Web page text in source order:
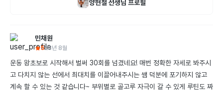
양현철 선생님 프로필
민채원
523년 8월
운동 왕초보로 시작해서 벌써 30회를 넘겼네요! 매번 정확한 자세로 봐주시
고 다치지 않는 선에서 최대치를 이끌어내주시는 쌤 덕분에 포기하지 않고
계속 할 수 있는 것 같습니다~ 부위별로 골고루 자극이 갈 수 있게 루틴도 짜